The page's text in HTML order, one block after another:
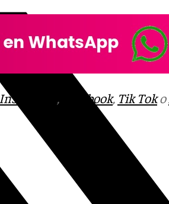
Instagram , Facebook, Tik Toko